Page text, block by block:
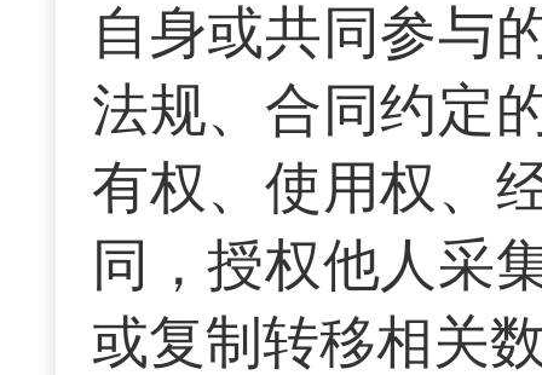
自身或共同参与
法规、合同约定
有权、使用权、
同，授权他人采
或复制转移相关